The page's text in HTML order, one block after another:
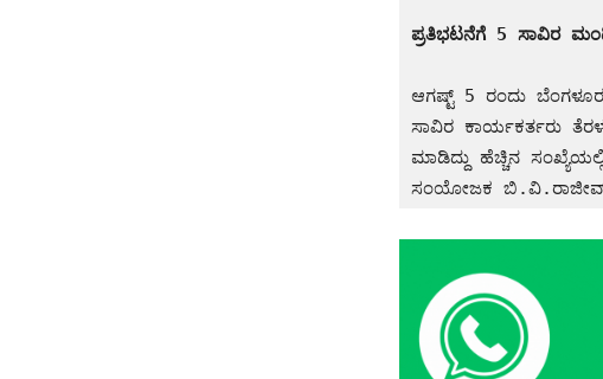
ಪ್ರತಿಭಟನೆಗೆ 5 ಸಾವಿರ
ಆಗಷ್ಟ್ 5 ರಂದು ಬೆಂಗಳೂರಲ್ಲಿ ಕಾಂಗ್ರೆಸ್‌ ನಿಂದ ಹಮ್ಮಿಕೊಂಡಿರುವ ಬೃಹತ್
ಸಾವಿರ ಕಾರ್ಯಕರ್ತರು
ಮಾಡಿದ್ದು ಹೆಚ್ಚಿನ